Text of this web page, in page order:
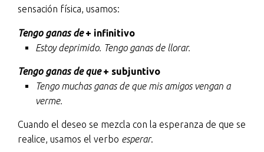
sensación física, usamos:
Tengo ganas de+ infinitivo
Estoy deprimido. Tengo ganas de llorar.
Tengo ganas de que+ subjuntivo
Tengo muchas ganas de que mis amigos vengan a
verme.
Cuando el deseo se mezcla con la esperanza de que se
realice, usamos el verbo esperar.